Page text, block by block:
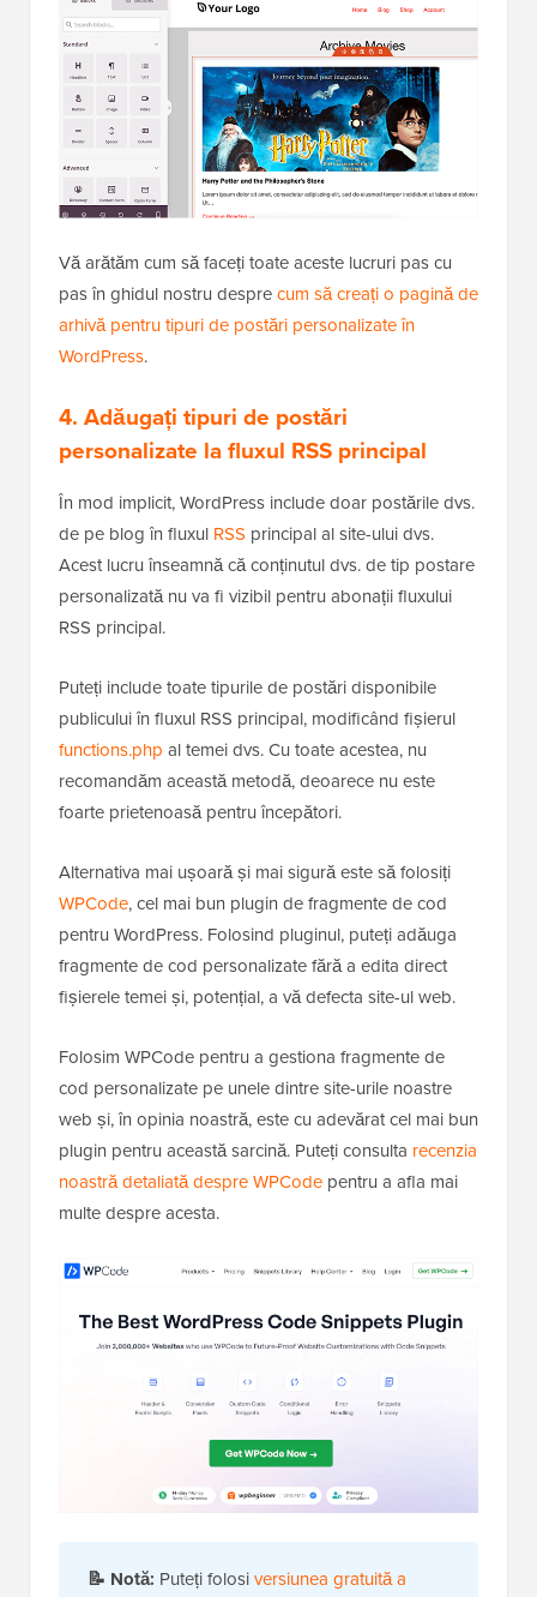
Vă arătăm cum să faceți toate aceste lucruri pas cu
pas în ghidul nostru desprecum să creați o pagină de
arhivă pentru tipuri de postări personalizate în
WordPress.
4. Adăugați tipuri de postări
personalizate la fluxul RSS principal
În mod implicit, WordPress include doar postările dvs.
de pe blog în fluxul RSS principal al site-ului dvs.
Acest lucru înseamnă că conținutul dvs. de tip postare
personalizată nu va fi vizibil pentru abonații fluxului
RSS principal.
Puteți include toate tipurile de postări disponibile
publicului în fluxul RSS principal, modificând fișierul
functions.php al temei dvs. Cu toate acestea, nu
recomandăm această metodă, deoarece nu este
foarte prietenoasă pentru începători.
Alternativa mai ușoară și mai sigură este să folosiți
WPCode, cel mai bun plugin de fragmente de cod
pentru WordPress. Folosind pluginul, puteți adăuga
fragmente de cod personalizate fără a edita direct
fișierele temei și, potențial, a vă defecta site-ul web.
Folosim WPCode pentru a gestiona fragmente de
cod personalizate pe unele dintre site-urile noastre
web și, în opinia noastră, este cu adevărat cel mai bun
plugin pentru această sarcină. Puteți consulta recenzia
noastră detaliată despre WPCode pentru a afla mai
multe despre acesta.
📝 Notă: Puteți folosiversiunea gratuită a